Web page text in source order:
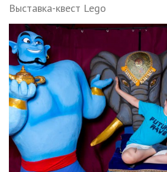
Выставка-квест Lego